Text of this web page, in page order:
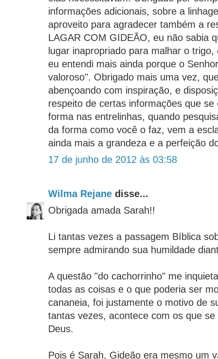
informações adicionais, sobre a
aproveito para agradecer também a
LAGAR COM GIDEÃO, eu não sabia
lugar inapropriado para malhar o
eu entendi mais ainda porque o
valoroso". Obrigado mais uma vez,
abençoando com inspiração, e
respeito de certas informações que
forma nas entrelinhas, quando
da forma como você o faz, vem a
ainda mais a grandeza e a perfeição
17 de junho de 2012 às 03:58
Wilma Rejane disse...
Obrigada amada Sarah!!
Li tantas vezes a passagem Bíblica
sempre admirando sua humildade
A questão "do cachorrinho" me
todas as coisas e o que poderia ser
cananeia, foi justamente o motivo de
tantas vezes, acontece com os que
Deus.
Pois é Sarah, Gideão era mesmo um